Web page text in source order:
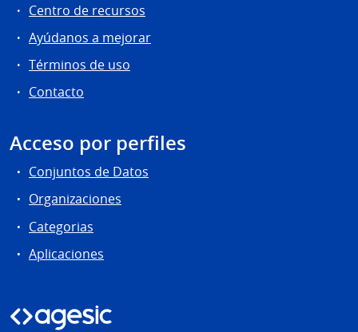
Centro de recursos
Ayúdanos a mejorar
Términos de uso
Contacto
Acceso por perfiles
Conjuntos de Datos
Organizaciones
Categorias
Aplicaciones